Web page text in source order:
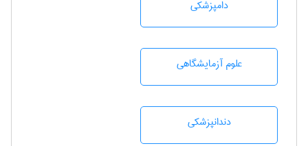
دامپزشكی
علوم آزمايشگاهی
دندانپزشكی